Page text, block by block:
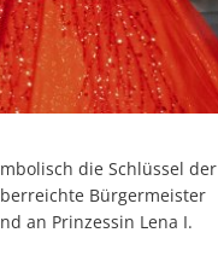
die Schlüssel der
Bürgermeister
an Prinzessin Lena I.